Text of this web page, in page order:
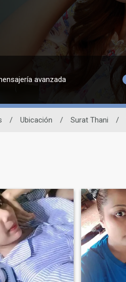
avanzada
/ Ubicación / Surat Thani /